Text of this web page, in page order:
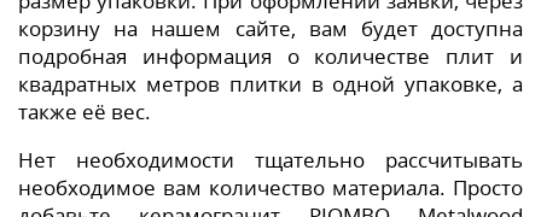
корзину на нашем сайте, вам будет доступна
подробная информация о количестве плит и
квадратных метров плитки в одной упаковке, а
также её вес.
Нет необходимости тщательно рассчитывать
необходимое вам количество материала. Просто